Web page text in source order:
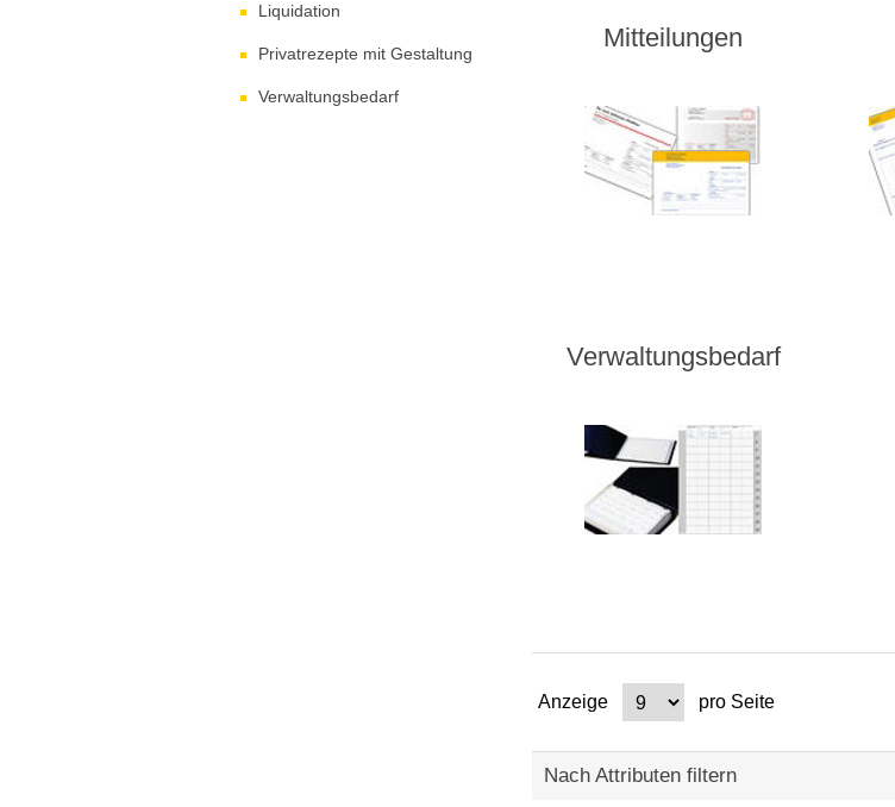
Liquidation
Privatrezepte mit Gestaltung
Verwaltungsbedarf
Mitteilungen
Verwaltungsbedarf
Anzeige pro Seite
Nach Attributen filtern